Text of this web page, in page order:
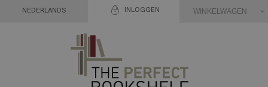
INLOGGEN
NEDERLANDS WINKELWAGEN